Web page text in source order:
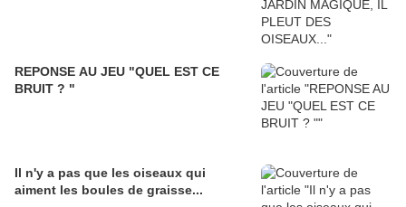
REPONSE AU JEU "QUEL EST CE
BRUIT ? "
Il n'y a pas que les oiseaux qui
aiment les boules de graisse...